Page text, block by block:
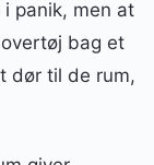
panik, men at
bag et
dør til de rum,